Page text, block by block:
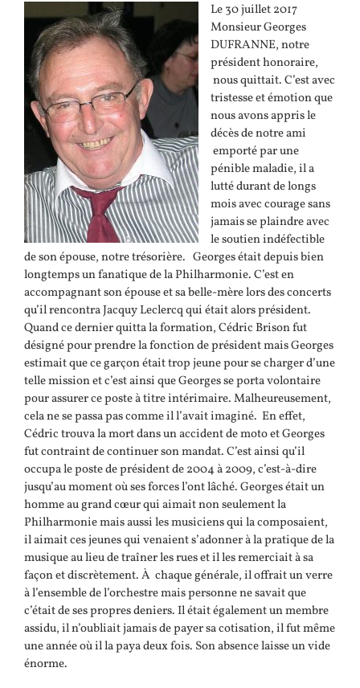
Le 30 juillet 2017
Monsieur Georges
DUFRANNE, notre
président honoraire,
nous quittait. C’est avec
tristesse et émotion que
nous avons appris le
décès de notre ami
emporté par une
pénible maladie, il a
lutté durant de longs
mois avec courage sans
jamais se plaindre avec
le soutien indéfectible
de son épouse, notre trésorière. Georges était depuis bien
longtemps un fanatique de la Philharmonie. C’est en
accompagnant son épouse et sa belle-mère lors des concerts
qu’il rencontra Jacquy Leclercq qui était alors président.
Quand ce dernier quitta la formation, Cédric Brison fut
désigné pour prendre la fonction de président mais Georges
estimait que ce garçon était trop jeune pour se charger d’une
telle mission et c’est ainsi que Georges se porta volontaire
pour assurer ce poste à titre intérimaire. Malheureusement,
cela ne se passa pas comme il l’avait imaginé. En effet,
Cédric trouva la mort dans un accident de moto et Georges
fut contraint de continuer son mandat. C’est ainsi qu’il
occupa le poste de président de 2004 à 2009, c’est-à-dire
jusqu’au moment où ses forces l’ont lâché. Georges était un
homme au grand cœur qui aimait non seulement la
Philharmonie mais aussi les musiciens qui la composaient,
il aimait ces jeunes qui venaient s’adonner à la pratique de la
musique au lieu de traîner les rues et il les remerciait à sa
façon et discrètement. À chaque générale, il offrait un verre
à l’ensemble de l’orchestre mais personne ne savait que
c’était de ses propres deniers. Il était également un membre
assidu, il n’oubliait jamais de payer sa cotisation, il fut même
une année où il la paya deux fois. Son absence laisse un vide
énorme.